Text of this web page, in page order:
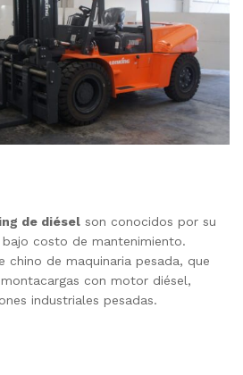
de diésel son conocidos por su
costo de mantenimiento.
chino de maquinaria pesada, que
con motor diésel,
industriales pesadas.